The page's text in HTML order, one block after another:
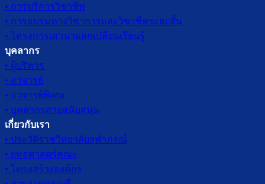
• การบริการวิชาชีพ
• การอบรมทางวิชาการและวิชาชีพระยะสั้น
• โครงการเสวนาแลกเปลี่ยนเรียนรู้
บุคลากร
• ผู้บริหาร
• อาจารย์
• อาจารย์พิเศษ
• บุคลากรสายสนับสนุน
เกี่ยวกับเรา
• ประวัติราชวิทยาลัยจุฬาภรณ์
• ยุทธศาสตร์คณะ
• โครงสร้างองค์กร